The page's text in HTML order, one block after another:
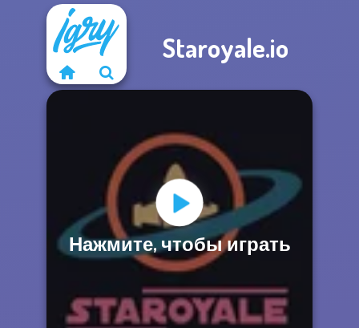
Staroyale.io
Нажмите, чтобы играть